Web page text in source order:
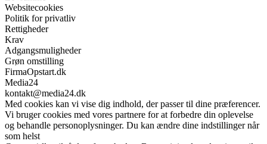
Websitecookies
Politik for privatliv
Rettigheder
Krav
Adgangsmuligheder
Grøn omstilling
FirmaOpstart.dk
Media24
kontakt@media24.dk
Med cookies kan vi vise dig indhold, der passer til dine præferencer.
Vi bruger cookies med vores partnere for at forbedre din oplevelse
og behandle personoplysninger. Du kan ændre dine indstillinger når
som helst